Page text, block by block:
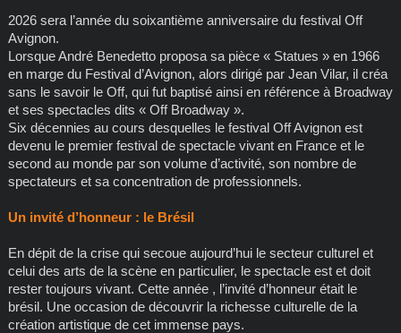
2026 sera l’année du soixantième anniversaire du festival Off
Avignon.
Lorsque André Benedetto proposa sa pièce « Statues » en 1966
en marge du Festival d’Avignon, alors dirigé par Jean Vilar, il créa
sans le savoir le Off, qui fut baptisé ainsi en référence à Broadway
et ses spectacles dits « Off Broadway ».
Six décennies au cours desquelles le festival Off Avignon est
devenu le premier festival de spectacle vivant en France et le
second au monde par son volume d’activité, son nombre de
spectateurs et sa concentration de professionnels.
Un invité d’honneur : le Brésil
En dépit de la crise qui secoue aujourd’hui le secteur culturel et
celui des arts de la scène en particulier, le spectacle est et doit
rester toujours vivant. Cette année , l’invité d’honneur était le
brésil. Une occasion de découvrir la richesse culturelle de la
création artistique de cet immense pays.